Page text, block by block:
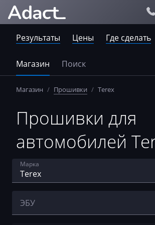
Результаты Цены Где сделать
Магазин Поиск
Магазин / Прошивки / Terex
Прошивки для
автомобилей
Марка
ЭБУ